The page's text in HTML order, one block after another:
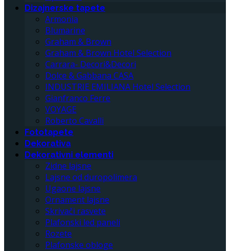
Dizajnerske tapete
Armonia
Blumarine
Graham & Brown
Graham & Brown Hotel Selection
Carrara- Decori&Decori
Dolce & Gabbana CASA
INDUSTRIE EMILIANA Hotel Selection
Gianfranco Ferre
VOYAGE
Roberto Cavalli
Fototapete
Dekorativa
Dekorativni elementi
Zidne lajsne
Lajsne od duropolimera
Ugaone lajsne
Ornament lajsne
Skrivači rasvete
Plafonski led paneli
Rozete
Plafonske obloge